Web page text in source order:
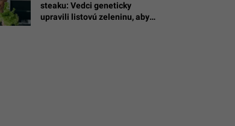
steaku: Vedci geneticky
upravili listovú zeleninu, aby